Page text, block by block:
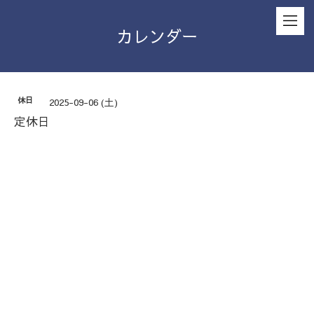
カレンダー
休日 2025-09-06 (土)
定休日